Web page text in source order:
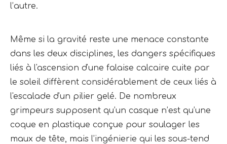
l’autre.
Même si la gravité reste une menace constante
dans les deux disciplines, les dangers spécifiques
liés à l'ascension d'une falaise calcaire cuite par
le soleil diffèrent considérablement de ceux liés à
l'escalade d'un pilier gelé. De nombreux
grimpeurs supposent qu’un casque n’est qu’une
coque en plastique conçue pour soulager les
maux de tête, mais l’ingénierie qui les sous-tend